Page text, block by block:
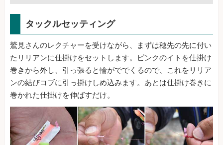
タックルセッティング
鷲見さんのレクチャーを受けながら、まずは穂先の先に付い
たリリアンに仕掛けをセットします。ピンクのイトを仕掛け
巻きから外し、引っ張ると輪がででくるので、これをリリア
ンの結びコブに引っ掛けしめ込みます。あとは仕掛け巻きに
巻かれた仕掛けを伸ばすだけ。